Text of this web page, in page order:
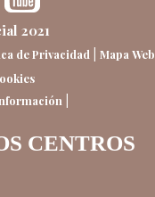
2021
de Privacidad Mapa Web
CENTROS